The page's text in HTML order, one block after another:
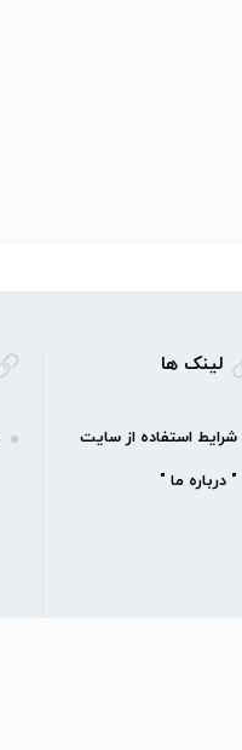
لینک ها
شرایط استفاده از سایت
" درباره ما "